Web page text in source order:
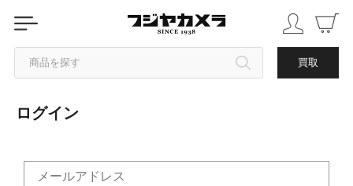
商品を探す 買取
カテゴリから探す
ログイン